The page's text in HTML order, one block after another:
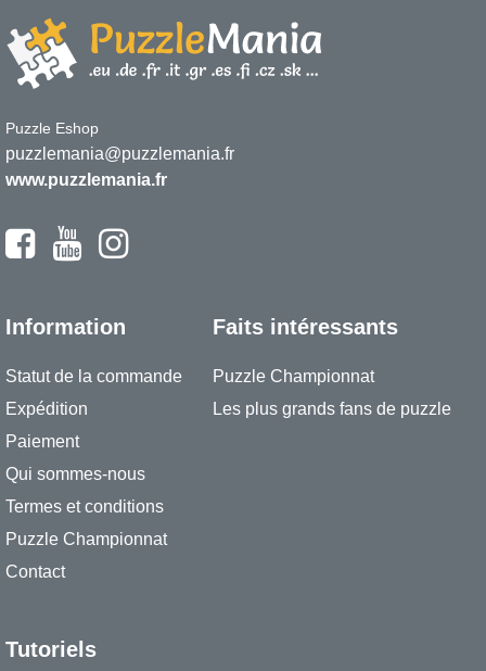
Puzzle Eshop
puzzlemania@puzzlemania.fr
www.puzzlemania.fr
Information
Statut de la commande
Expédition
Paiement
Qui sommes-nous
Termes et conditions
Puzzle Championnat
Contact
Faits intéressants
Puzzle Championnat
Les plus grands fans de puzzle
Tutoriels